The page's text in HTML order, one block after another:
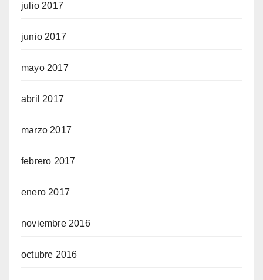
julio 2017
junio 2017
mayo 2017
abril 2017
marzo 2017
febrero 2017
enero 2017
noviembre 2016
octubre 2016